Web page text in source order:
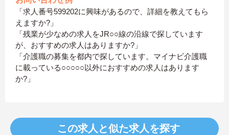
「求人番号599202に興味があるので、詳細を教えてもら
えますか?」
「残業が少なめの求人をJR○○線の沿線で探しています
が、おすすめの求人はありますか?」
「介護職の募集を都内で探しています。マイナビ介護職
に載っている○○○○○以外におすすめの求人はあります
か?」
この求人と似た求人を探す